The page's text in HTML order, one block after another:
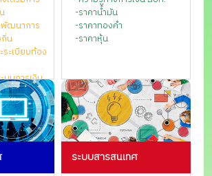
พัฒนาการ
น
ะเบียบท้อง
บการเงิน
ละแผนงาน
ารกรม
สนเทศ
-ราคาน้ำมัน
-ราคาทองคำ
-ราคาหุ้น
ระบบสารสนเทศ